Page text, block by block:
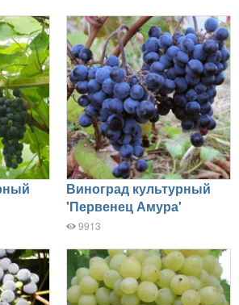
Виноград культурный
'Первенец Амура'
9913